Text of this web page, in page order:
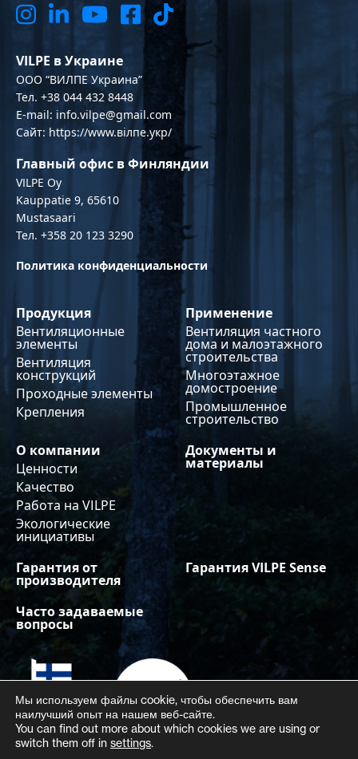
VILPE в Украине
OOO “ВИЛПЕ Украина”
Тел. +38 044 432 8448
E-mail: info.vilpe@gmail.com
Сайт: https://www.вілпе.укр/
Главный офис в Финляндии
VILPE Oy
Kauppatie 9, 65610
Mustasaari
Тел. +358 20 123 3290
Политика конфиденциальности
Продукция
Вентиляционные
элементы
Вентиляция
конструкций
Проходные элементы
Крепления
Применение
Вентиляция частного
дома и малоэтажного
строительства
Многоэтажное
домостроение
Промышленное
строительство
О компании
Ценности
Качество
Работа на VILPE
Экологические
инициативы
Документы и
материалы
Гарантия от
производителя
Гарантия VILPE Sense
Часто задаваемые
вопросы
Мы используем файлы cookie, чтобы обеспечить вам
наилучший опыт на нашем веб-сайте.
You can find out more about which cookies we are using or
switch them off in settings.